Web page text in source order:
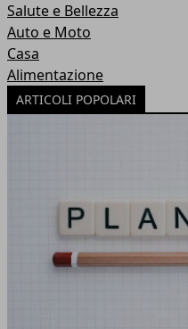
Salute e Bellezza
Auto e Moto
Casa
Alimentazione
ARTICOLI POPOLARI